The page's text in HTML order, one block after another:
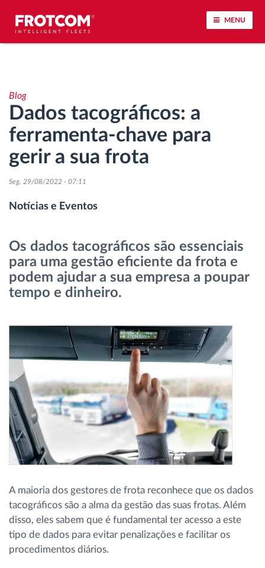
MENU
Análise do estilo de condução
Monitorização dos tempos de condução
Gestão de tarefas
Descarga remota de tacógrafo
Controlo de acesso
Gestão de Combustível
Identificação automática de condutores
Ver todas as funcionalidades
Como resolvemos cada necessidade da
atividade da frota
Calculadora de Benefícios
Blog
Dados tacográficos: a
ferramenta-chave para
gerir a sua frota
Seg, 29/08/2022 - 07:11
Notícias e Eventos
Os dados tacográficos são essenciais
para uma gestão eficiente da frota e
podem ajudar a sua empresa a poupar
tempo e dinheiro.
A maioria dos gestores de frota reconhece que os dados
tacográficos são a alma da gestão das suas frotas. Além
disso, eles sabem que é fundamental ter acesso a este
tipo de dados para evitar penalizações e facilitar os
procedimentos diários.